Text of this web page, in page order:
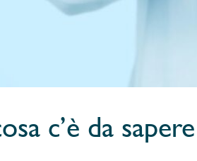
c’è da sapere